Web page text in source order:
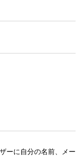
ーに自分の名前、メー